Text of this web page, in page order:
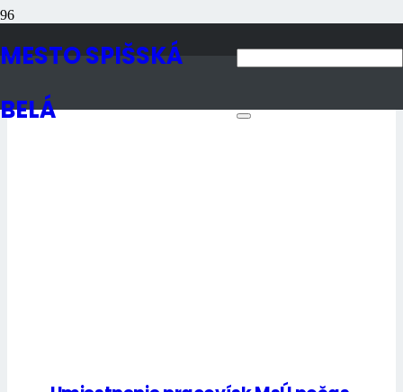
MESTO SPIŠSKÁ
BELÁ
Autor článku Ľubomír